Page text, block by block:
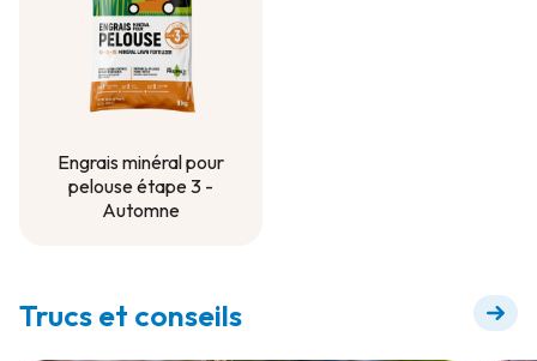
Engrais minéral pour
pelouse étape 3 -
Automne
Trucs et conseils